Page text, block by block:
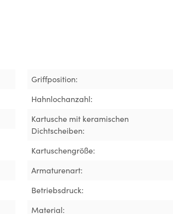
Griffposition:
Hahnlochanzahl:
Kartusche mit keramischen
Dichtscheiben:
Kartuschengröße:
Armaturenart:
Betriebsdruck:
Material: